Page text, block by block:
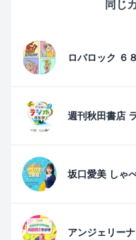
同じ
ロバロック ６
週刊秋田書店
坂口愛美 しゃ
アンジェリー